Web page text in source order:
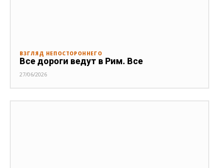
ВЗГЛЯД НЕПОСТОРОННЕГО
Все дороги ведут в Рим. Все
27/06/2026